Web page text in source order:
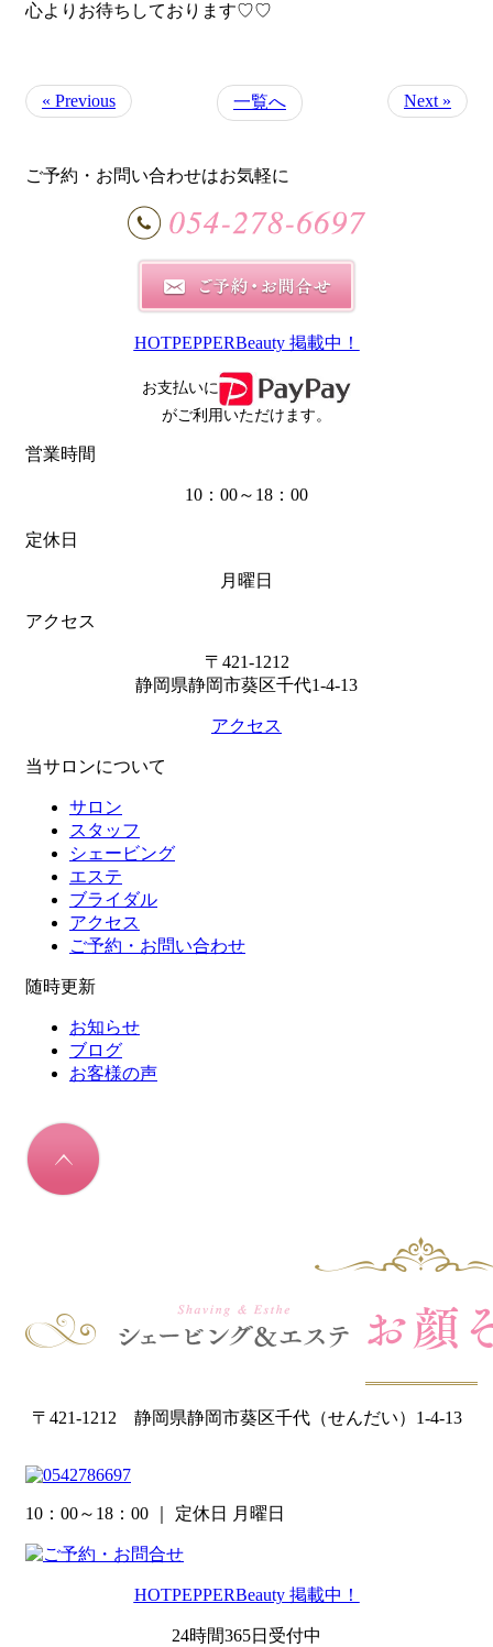
心よりお待ちしております♡♡
« Previous 一覧へ Next »
ご予約・お問い合わせはお気軽に
HOTPEPPERBeauty 掲載中！
お支払いに
がご利用いただけます。
営業時間
10：00～18：00
定休日
月曜日
アクセス
〒421-1212
静岡県静岡市葵区千代1-4-13
アクセス
当サロンについて
サロン
スタッフ
シェービング
エステ
ブライダル
アクセス
ご予約・お問い合わせ
随時更新
お知らせ
ブログ
お客様の声
〒421-1212 静岡県静岡市葵区千代（せんだい）1-4-13
10：00～18：00 ｜ 定休日 月曜日
HOTPEPPERBeauty 掲載中！
24時間365日受付中